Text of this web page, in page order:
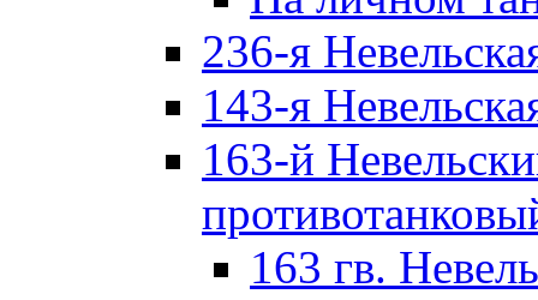
236-я
143-я
163-й
163 гв.